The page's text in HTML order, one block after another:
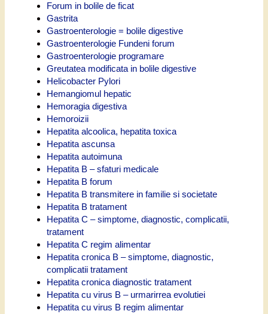
Forum in bolile de ficat
Gastrita
Gastroenterologie = bolile digestive
Gastroenterologie Fundeni forum
Gastroenterologie programare
Greutatea modificata in bolile digestive
Helicobacter Pylori
Hemangiomul hepatic
Hemoragia digestiva
Hemoroizii
Hepatita alcoolica, hepatita toxica
Hepatita ascunsa
Hepatita autoimuna
Hepatita B – sfaturi medicale
Hepatita B forum
Hepatita B transmitere in familie si societate
Hepatita B tratament
Hepatita C – simptome, diagnostic, complicatii,
tratament
Hepatita C regim alimentar
Hepatita cronica B – simptome, diagnostic,
complicatii tratament
Hepatita cronica diagnostic tratament
Hepatita cu virus B – urmarirrea evolutiei
Hepatita cu virus B regim alimentar